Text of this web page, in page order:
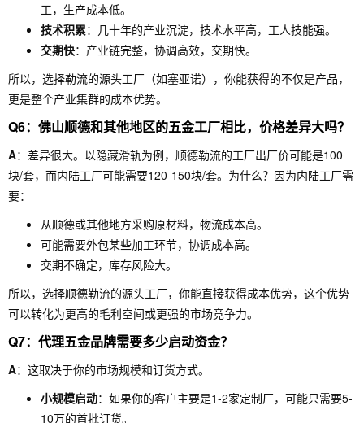
工，生产成本低。
技术积累：几十年的产业沉淀，技术水平高，工人技能强。
交期快：产业链完整，协调高效，交期快。
所以，选择勒流的源头工厂（如塞亚诺），你能获得的不仅是产品，
更是整个产业集群的成本优势。
Q6：佛山顺德和其他地区的五金工厂相比，价格差异大吗？
A：差异很大。以隐藏滑轨为例，顺德勒流的工厂出厂价可能是100
块/套，而内陆工厂可能需要120-150块/套。为什么？因为内陆工厂需
要：
从顺德或其他地方采购原材料，物流成本高。
可能需要外包某些加工环节，协调成本高。
交期不确定，库存风险大。
所以，选择顺德勒流的源头工厂，你能直接获得成本优势，这个优势
可以转化为更高的毛利空间或更强的市场竞争力。
Q7：代理五金品牌需要多少启动资金？
A：这取决于你的市场规模和订货方式。
小规模启动：如果你的客户主要是1-2家定制厂，可能只需要5-
10万的首批订货。